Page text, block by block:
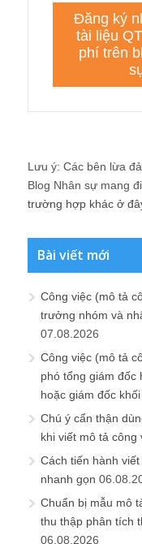
Lưu ý: Các bên lừa
Blog Nhân sự mang
trường hợp khác ở
Bài viết mới
Công việc (mô tả
trưởng nhóm và
07.08.2026
Công việc (mô tả
phó tổng giám đốc
hoặc giám đốc
Chú ý cẩn thận
khi viết mô tả công
Cách tiến hành
nhanh gọn
Chuẩn bị mẫu mô
thu thập phân tích
06.08.2026